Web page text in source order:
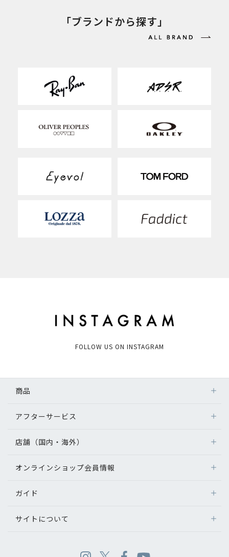
「ブランドから探す」
FOLLOW US ON INSTAGRAM
商品
アフターサービス
店舗（国内・海外）
オンラインショップ会員情報
ガイド
サイトについて